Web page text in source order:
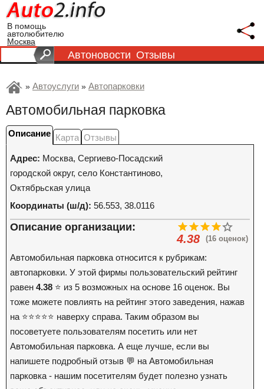
В помощь
автолюбителю
Москва
Автоновости Отзывы
» Автоуслуги » Автопарковки
Автомобильная парковка
Описание Карта Отзывы
Адрес: Москва, Сергиево-Посадский
городской округ, село Константиново,
Октябрьская улица
Координаты (ш/д): 56.553, 38.0116
(16 оценок)
4.38
Описание организации:
Автомобильная парковка относится к рубрикам:
автопарковки. У этой фирмы пользовательский рейтинг
равен 4.38 ⭐️ из 5 возможных на основе 16 оценок. Вы
тоже можете повлиять на рейтинг этого заведения, нажав
на ⭐️⭐️⭐️⭐️⭐️ наверху справа. Таким образом вы
посоветуете пользователям посетить или нет
Автомобильная парковка. А еще лучше, если вы
напишете подробный отзыв 💬 на Автомобильная
парковка - нашим посетителям будет полезно узнать